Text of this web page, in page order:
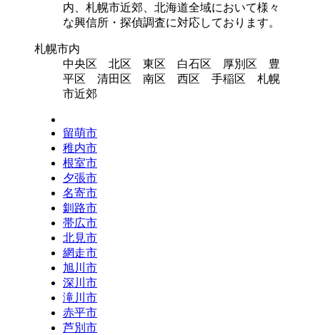
内、札幌市近郊、北海道全域において様々
な興信所・探偵調査に対応しております。
札幌市内
中央区 北区 東区 白石区 厚別区 豊
平区 清田区 南区 西区 手稲区 札幌
市近郊
留萌市
稚内市
根室市
夕張市
名寄市
釧路市
帯広市
北見市
網走市
旭川市
深川市
滝川市
赤平市
芦別市